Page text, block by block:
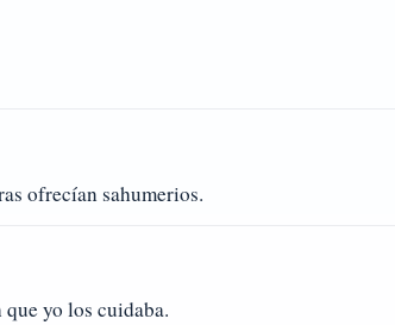
ofrecían sahumerios.
yo los cuidaba.